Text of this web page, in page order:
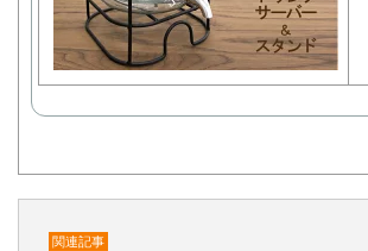
関連記事